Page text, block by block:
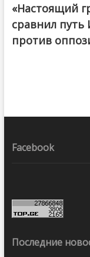
@ქართული ოცნება
«Настоящий
сравнил
против
Facebook
Последние